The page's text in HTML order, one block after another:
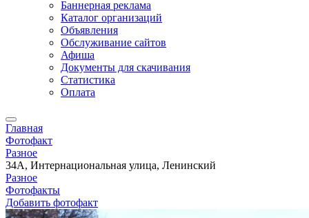
Баннерная реклама
Каталог организаций
Объявления
Обслуживание сайтов
Афиша
Документы для скачивания
Статистика
Оплата
Главная
Фотофакт
Разное
34А, Интернациональная улица, Ленинский
Разное
Фотофакты
Добавить фотофакт